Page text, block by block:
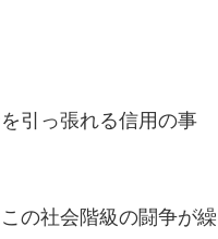
引っ張れる信用の事
の社会階級の闘争が繰